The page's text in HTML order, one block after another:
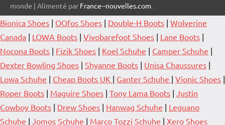
monde | Alimenté par France--nouvelles.com.
Bionica Shoes | OOfos Shoes | Double-H Boots | Wolverine
Canada | LOWA Boots | Vivobarefoot Shoes | Lane Boots |
Nocona Boots | Fizik Shoes | Koel Schuhe | Camper Schuhe |
Dexter Bowling Shoes | Shyanne Boots | Unisa Chaussures |
Lowa Schuhe | Cheap Boots UK | Ganter Schuhe | Vionic Shoes |
Roper Boots | Maguire Shoes | Tony Lama Boots | Justin
Cowboy Boots | Drew Shoes | Hanwag Schuhe | Leguano
Schuhe | Jomos Schuhe | Marco Tozzi Schuhe | Xero Shoes